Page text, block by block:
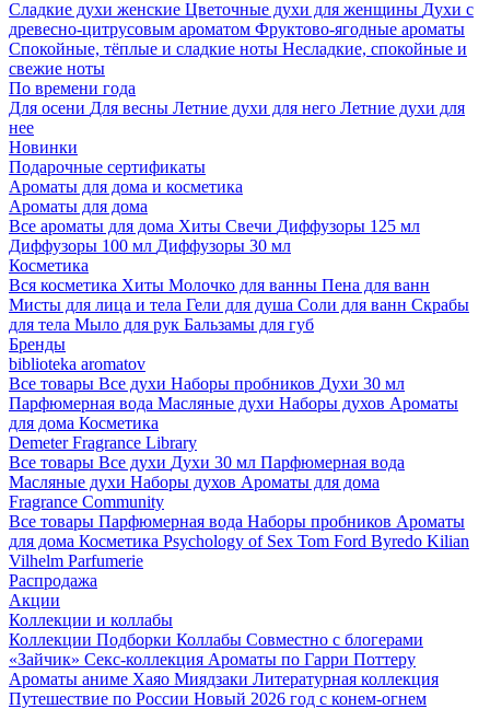
Сладкие духи женские Цветочные духи для женщины Духи с
древесно-цитрусовым ароматом Фруктово-ягодные ароматы
Спокойные, тёплые и сладкие ноты Несладкие, спокойные и
свежие ноты
По времени года
Для осени Для весны Летние духи для него Летние духи для
нее
Новинки
Подарочные сертификаты
Ароматы для дома и косметика
Ароматы для дома
Все ароматы для дома Хиты Свечи Диффузоры 125 мл
Диффузоры 100 мл Диффузоры 30 мл
Косметика
Вся косметика Хиты Молочко для ванны Пена для ванн
Мисты для лица и тела Гели для душа Соли для ванн Скрабы
для тела Мыло для рук Бальзамы для губ
Бренды
biblioteka aromatov
Все товары Все духи Наборы пробников Духи 30 мл
Парфюмерная вода Масляные духи Наборы духов Ароматы
для дома Косметика
Demeter Fragrance Library
Все товары Все духи Духи 30 мл Парфюмерная вода
Масляные духи Наборы духов Ароматы для дома
Fragrance Community
Все товары Парфюмерная вода Наборы пробников Ароматы
для дома Косметика Psychology of Sex Tom Ford Byredo Kilian
Vilhelm Parfumerie
Распродажа
Акции
Коллекции и коллабы
Коллекции Подборки Коллабы Совместно с блогерами
«Зайчик» Секс-коллекция Ароматы по Гарри Поттеру
Ароматы аниме Хаяо Миядзаки Литературная коллекция
Путешествие по России Новый 2026 год с конем-огнем